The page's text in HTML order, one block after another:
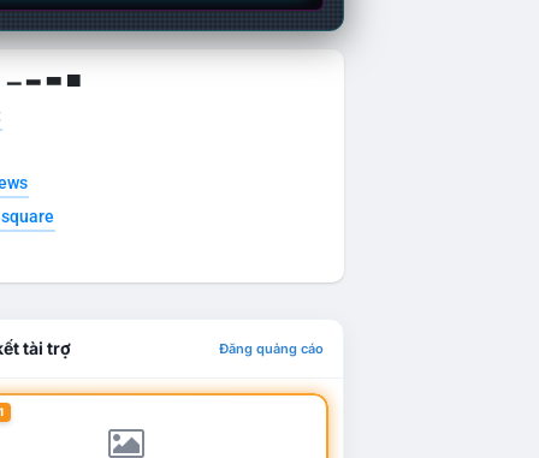
▁ ▂ ▃ ▄
tài trợ Đăng quảng cáo